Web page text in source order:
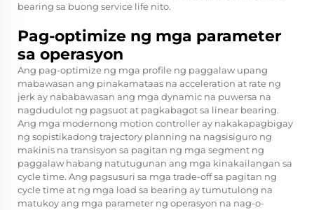
bearing sa buong service life nito.
Pag-optimize ng mga parameter
sa operasyon
Ang pag-optimize ng mga profile ng paggalaw upang
mabawasan ang pinakamataas na acceleration at rate ng
jerk ay nababawasan ang mga dynamic na puwersa na
nagdudulot ng pagsuot at pagkabagot sa linear bearing.
Ang mga modernong motion controller ay nakakapagbigay
ng sopistikadong trajectory planning na nagsisiguro ng
makinis na transisyon sa pagitan ng mga segment ng
paggalaw habang natutugunan ang mga kinakailangan sa
cycle time. Ang pagsusuri sa mga trade-off sa pagitan ng
cycle time at ng mga load sa bearing ay tumutulong na
matukoy ang mga parameter ng operasyon na nag-o-